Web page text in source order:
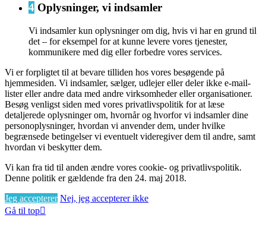
4 Oplysninger, vi indsamler
Vi indsamler kun oplysninger om dig, hvis vi har en grund til
det – for eksempel for at kunne levere vores tjenester,
kommunikere med dig eller forbedre vores services.
Vi er forpligtet til at bevare tilliden hos vores besøgende på
hjemmesiden. Vi indsamler, sælger, udlejer eller deler ikke e-mail-
lister eller andre data med andre virksomheder eller organisationer.
Besøg venligst siden med vores privatlivspolitik for at læse
detaljerede oplysninger om, hvornår og hvorfor vi indsamler dine
personoplysninger, hvordan vi anvender dem, under hvilke
begrænsede betingelser vi eventuelt videregiver dem til andre, samt
hvordan vi beskytter dem.
Vi kan fra tid til anden ændre vores cookie- og privatlivspolitik.
Denne politik er gældende fra den 24. maj 2018.
Jeg accepterer Nej, jeg accepterer ikke
Gå til top